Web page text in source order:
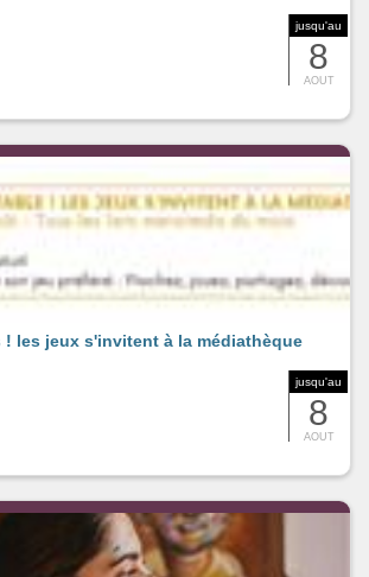
jusqu'au
8
AOUT
jusqu'au
8
AOUT
! les jeux s'invitent à la médiathèque